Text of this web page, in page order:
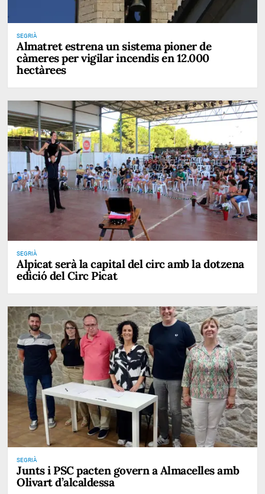
SEGRIÀ
Almatret estrena un sistema pioner de
càmeres per vigilar incendis en 12.000
hectàrees
SEGRIÀ
Alpicat serà la capital del circ amb la dotzena
edició del Circ Picat
SEGRIÀ
Junts i PSC pacten govern a Almacelles amb
Olivart d’alcaldessa